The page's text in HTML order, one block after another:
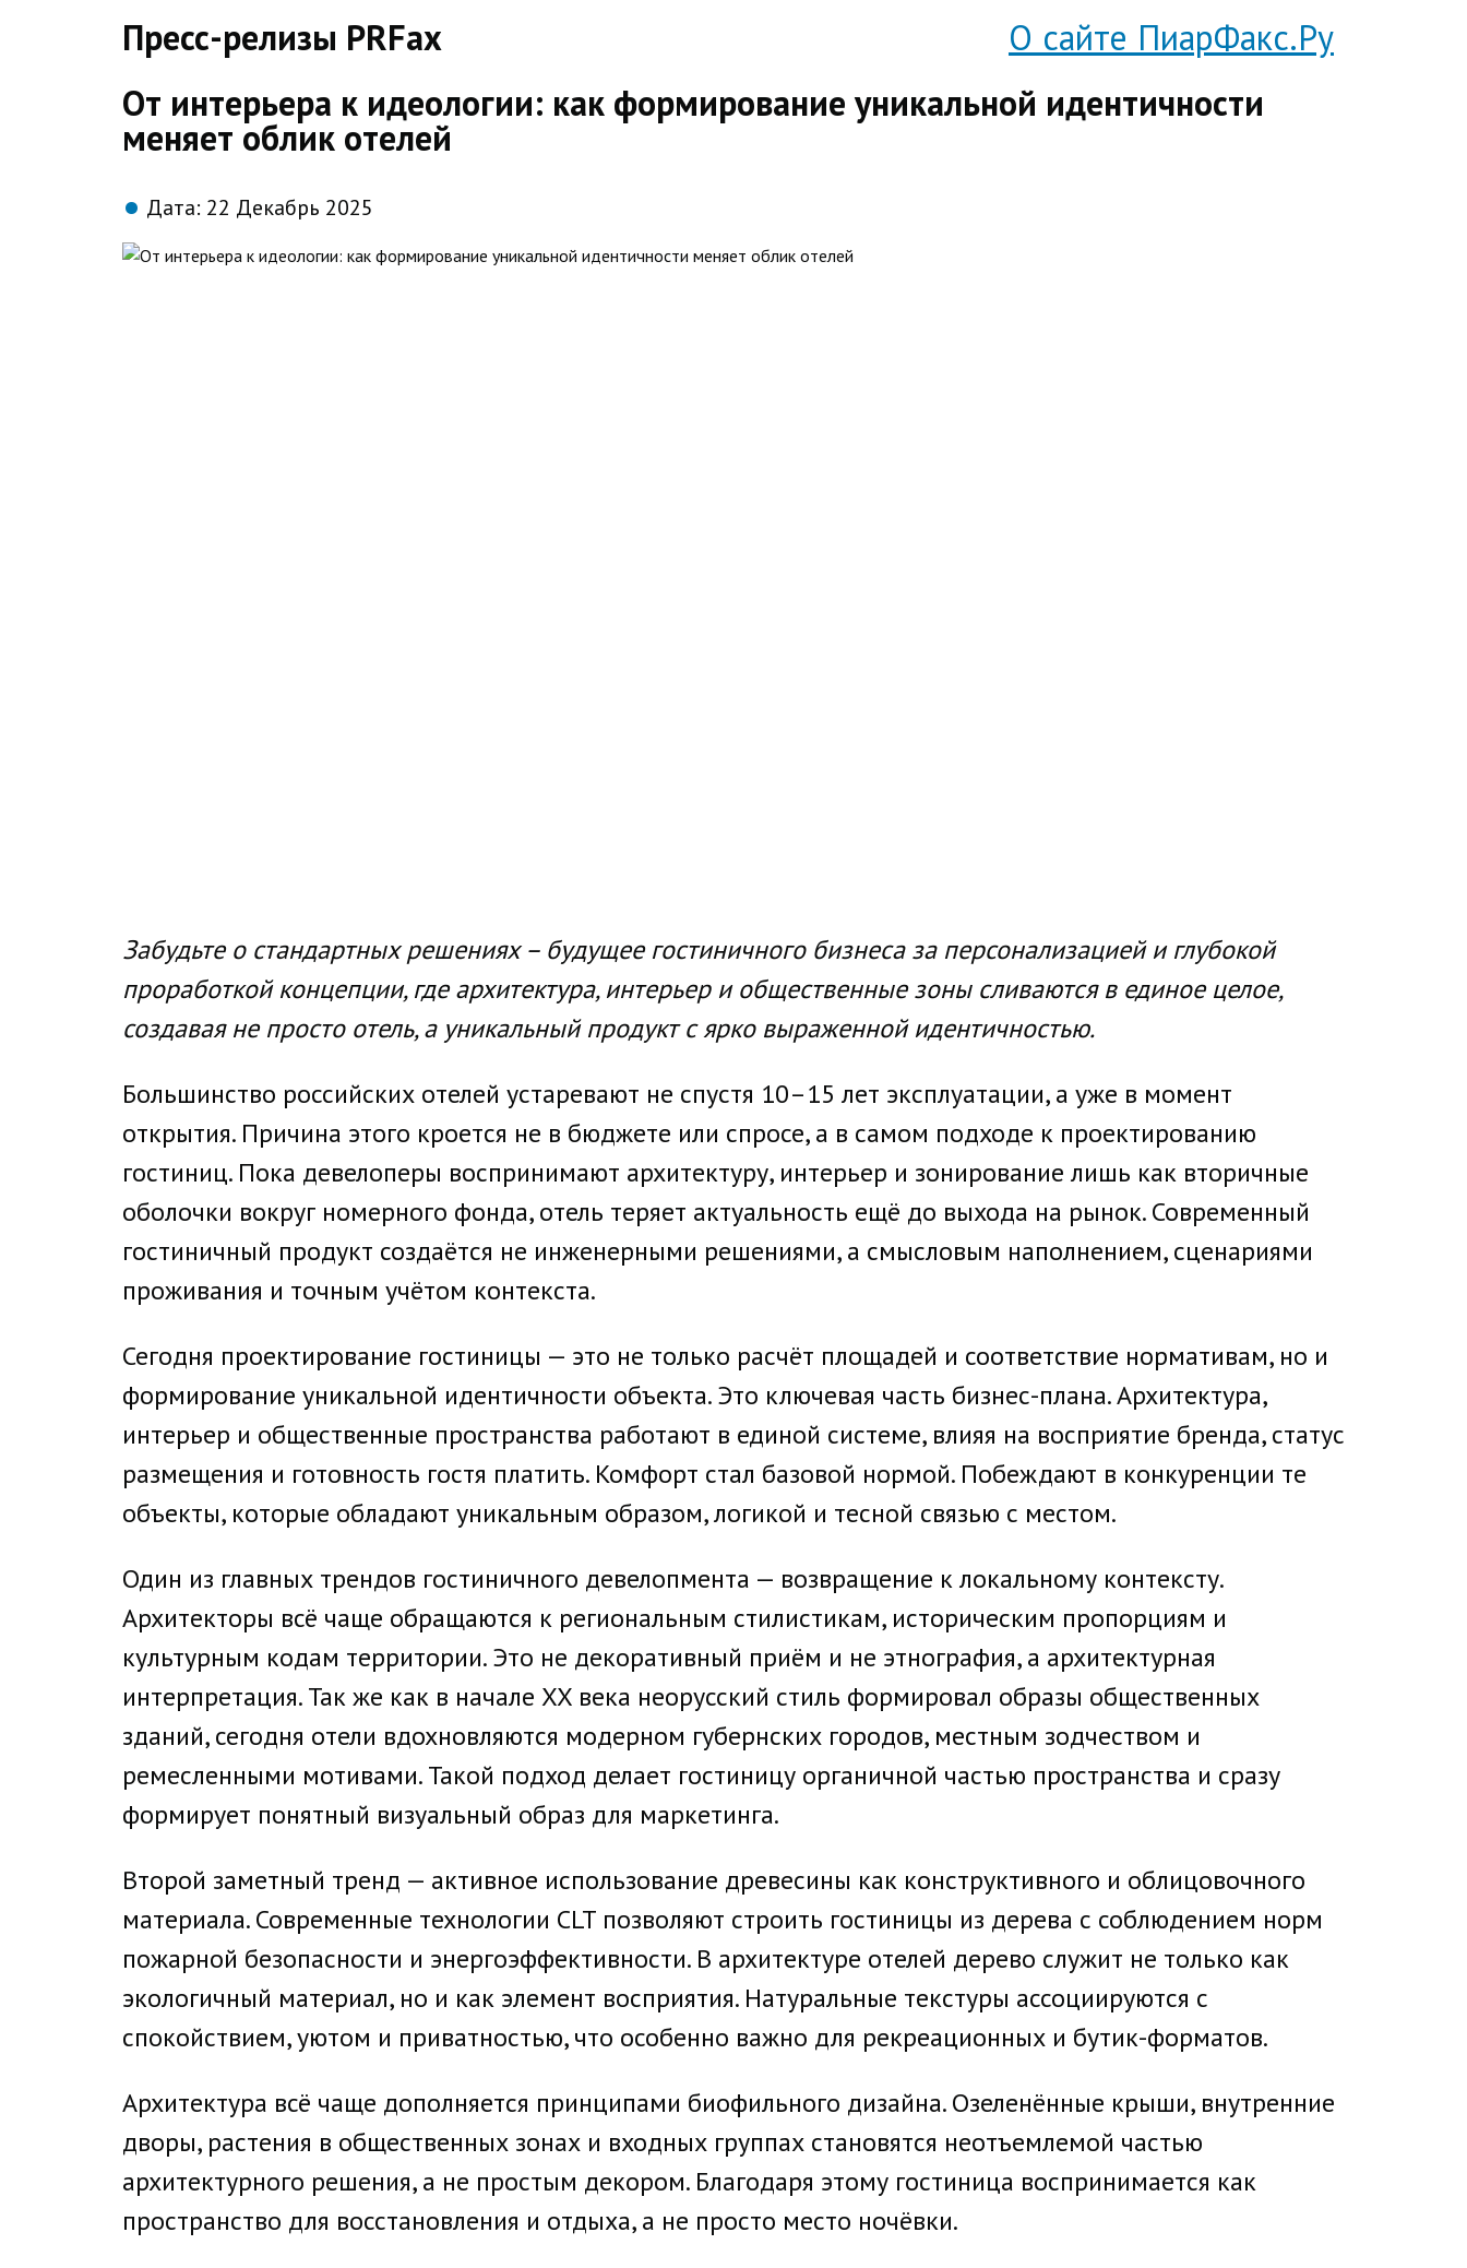
Пресс-релизы PRFax
О сайте ПиарФакс.Ру
От интерьера к идеологии: как формирование уникальной идентичности
меняет облик отелей
Дата: 22 Декабрь 2025
Забудьте о стандартных решениях – будущее гостиничного бизнеса за персонализацией и глубокой
проработкой концепции, где архитектура, интерьер и общественные зоны сливаются в единое целое,
создавая не просто отель, а уникальный продукт с ярко выраженной идентичностью.
Большинство российских отелей устаревают не спустя 10–15 лет эксплуатации, а уже в момент
открытия. Причина этого кроется не в бюджете или спросе, а в самом подходе к проектированию
гостиниц. Пока девелоперы воспринимают архитектуру, интерьер и зонирование лишь как вторичные
оболочки вокруг номерного фонда, отель теряет актуальность ещё до выхода на рынок. Современный
гостиничный продукт создаётся не инженерными решениями, а смысловым наполнением, сценариями
проживания и точным учётом контекста.
Сегодня проектирование гостиницы — это не только расчёт площадей и соответствие нормативам, но и
формирование уникальной идентичности объекта. Это ключевая часть бизнес-плана. Архитектура,
интерьер и общественные пространства работают в единой системе, влияя на восприятие бренда, статус
размещения и готовность гостя платить. Комфорт стал базовой нормой. Побеждают в конкуренции те
объекты, которые обладают уникальным образом, логикой и тесной связью с местом.
Один из главных трендов гостиничного девелопмента — возвращение к локальному контексту.
Архитекторы всё чаще обращаются к региональным стилистикам, историческим пропорциям и
культурным кодам территории. Это не декоративный приём и не этнография, а архитектурная
интерпретация. Так же как в начале XX века неорусский стиль формировал образы общественных
зданий, сегодня отели вдохновляются модерном губернских городов, местным зодчеством и
ремесленными мотивами. Такой подход делает гостиницу органичной частью пространства и сразу
формирует понятный визуальный образ для маркетинга.
Второй заметный тренд — активное использование древесины как конструктивного и облицовочного
материала. Современные технологии CLT позволяют строить гостиницы из дерева с соблюдением норм
пожарной безопасности и энергоэффективности. В архитектуре отелей дерево служит не только как
экологичный материал, но и как элемент восприятия. Натуральные текстуры ассоциируются с
спокойствием, уютом и приватностью, что особенно важно для рекреационных и бутик-форматов.
Архитектура всё чаще дополняется принципами биофильного дизайна. Озеленённые крыши, внутренние
дворы, растения в общественных зонах и входных группах становятся неотъемлемой частью
архитектурного решения, а не простым декором. Благодаря этому гостиница воспринимается как
пространство для восстановления и отдыха, а не просто место ночёвки.